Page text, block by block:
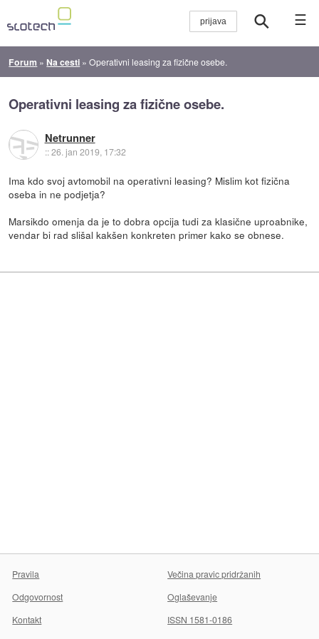
☰
Forum » Na cesti »Operativni leasing za fizične osebe.
Operativni leasing za fizične osebe.
Netrunner
::26. jan 2019, 17:32
Ima kdo svoj avtomobil na operativni leasing? Mislim kot fizična
oseba in ne podjetja?
Marsikdo omenja da je to dobra opcija tudi za klasične uproabnike,
vendar bi rad slišal kakšen konkreten primer kako se obnese.
Pravila
Večina pravic pridržanih
Odgovornost
Oglaševanje
Kontakt
ISSN 1581-0186